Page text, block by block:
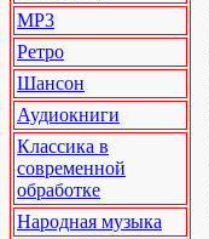
MP3
Ретро
Шансон
Аудиокниги
Классика в
современной
обработке
Народная музыка